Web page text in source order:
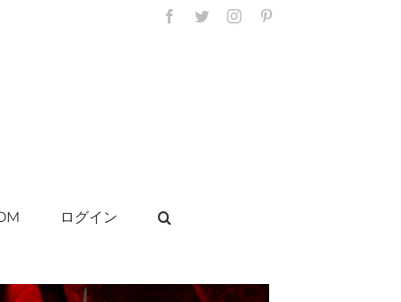
Facebook
TwitterInstagram
ログイン